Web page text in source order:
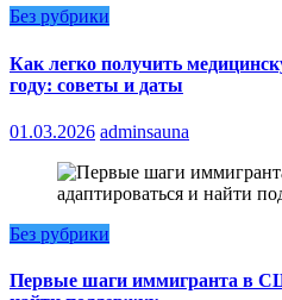
Без рубрики
Как легко получить
году: советы и даты
01.03.2026 adminsauna
Без рубрики
Первые шаги иммигранта в